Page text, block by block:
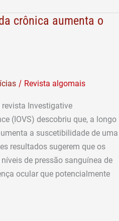
crônica aumenta o
/ Revista algomais
Investigative
(IOVS) descobriu que, a longo
a suscetibilidade de uma
resultados sugerem que os
de pressão sanguínea de
ocular que potencialmente